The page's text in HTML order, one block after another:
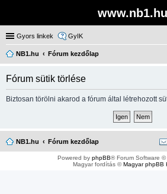
www.nb1.hu
Gyors linkek GyIK
NB1.hu
Fórum kezdőlap
Fórum sütik törlése
Biztosan törölni akarod a fórum által létrehozott
NB1.hu Fórum kezdőlap
Powered by phpBB® Forum Software ©
Magyar fordítás ©Magyar phpBB